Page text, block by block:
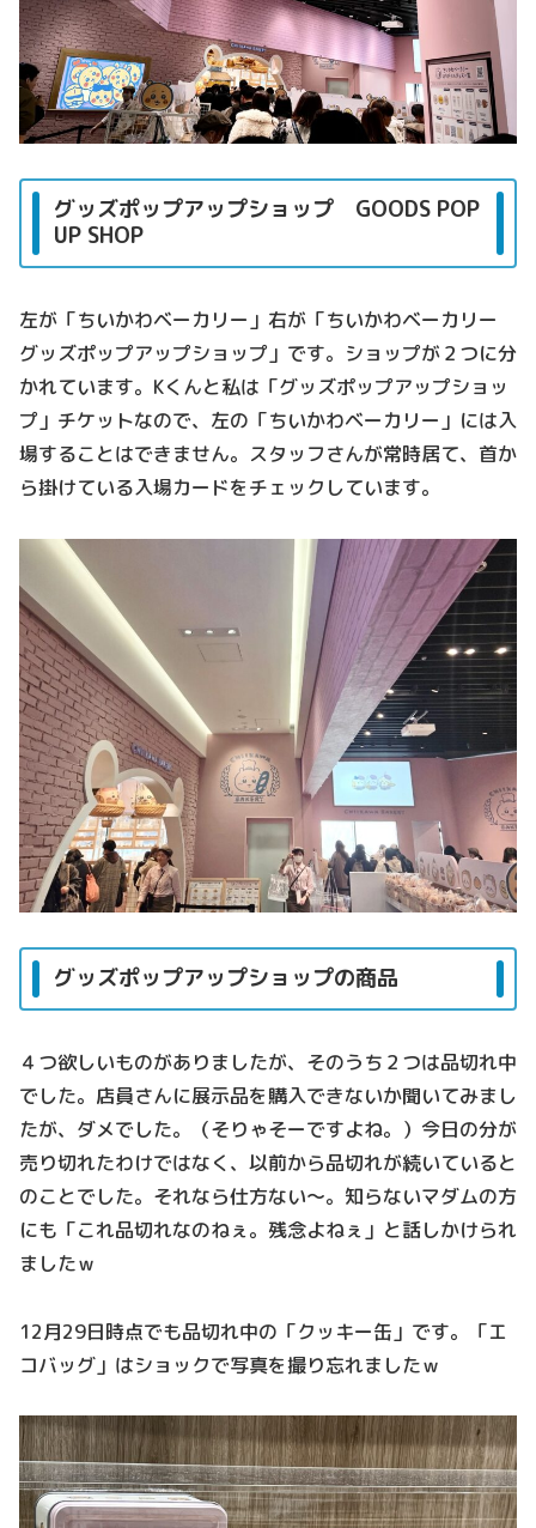
グッズポップアップショップ GOODS POP
UP SHOP
左が「ちいかわベーカリー」右が「ちいかわベーカリー
グッズポップアップショップ」です。ショップが２つに分
かれています。Kくんと私は「グッズポップアップショッ
プ」チケットなので、左の「ちいかわベーカリー」には入
場することはできません。スタッフさんが常時居て、首か
ら掛けている入場カードをチェックしています。
グッズポップアップショップの商品
４つ欲しいものがありましたが、そのうち２つは品切れ中
でした。店員さんに展示品を購入できないか聞いてみまし
たが、ダメでした。（そりゃそーですよね。）今日の分が
売り切れたわけではなく、以前から品切れが続いていると
のことでした。それなら仕方ない～。知らないマダムの方
にも「これ品切れなのねぇ。残念よねぇ」と話しかけられ
ましたｗ
12月29日時点でも品切れ中の「クッキー缶」です。「エ
コバッグ」はショックで写真を撮り忘れましたｗ